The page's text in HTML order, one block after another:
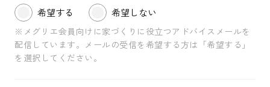
希望する 希望しない
※ メグリエ会員向けに家づくりに役立つアドバイスメールを
配信しています。 メールの受信を希望する方は「希望する」
を選択してください。